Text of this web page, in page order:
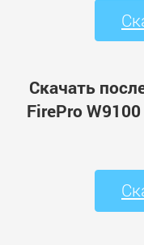
Скачать
FirePro